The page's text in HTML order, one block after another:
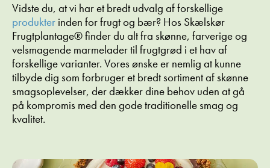
Vidste du, at vi har et bredt udvalg af forskellige
produkter inden for frugt og bær? Hos Skælskør
Frugtplantage® finder du alt fra skønne, farverige og
velsmagende marmelader til frugtgrød i et hav af
forskellige varianter. Vores ønske er nemlig at kunne
tilbyde dig som forbruger et bredt sortiment af skønne
smagsoplevelser, der dækker dine behov uden at gå
på kompromis med den gode traditionelle smag og
kvalitet.